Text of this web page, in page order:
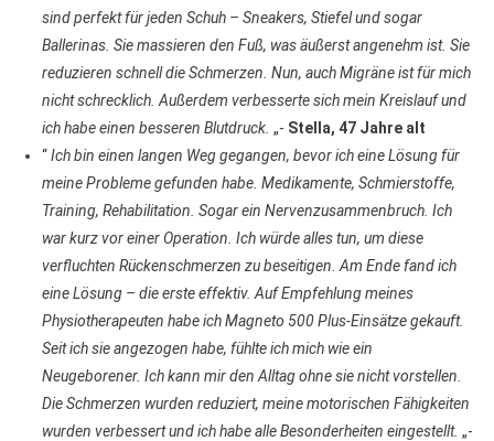
sind perfekt für jeden Schuh – Sneakers, Stiefel und sogar
Ballerinas. Sie massieren den Fuß, was äußerst angenehm ist. Sie
reduzieren schnell die Schmerzen. Nun, auch Migräne ist für mich
nicht schrecklich. Außerdem verbesserte sich mein Kreislauf und
ich habe einen besseren Blutdruck. „- Stella, 47 Jahre alt
“Ich bin einen langen Weg gegangen, bevor ich eine Lösung für
meine Probleme gefunden habe. Medikamente, Schmierstoffe,
Training, Rehabilitation. Sogar ein Nervenzusammenbruch. Ich
war kurz vor einer Operation. Ich würde alles tun, um diese
verfluchten Rückenschmerzen zu beseitigen. Am Ende fand ich
eine Lösung – die erste effektiv. Auf Empfehlung meines
Physiotherapeuten habe ich Magneto 500 Plus-Einsätze gekauft.
Seit ich sie angezogen habe, fühlte ich mich wie ein
Neugeborener. Ich kann mir den Alltag ohne sie nicht vorstellen.
Die Schmerzen wurden reduziert, meine motorischen Fähigkeiten
wurden verbessert und ich habe alle Besonderheiten eingestellt. „-